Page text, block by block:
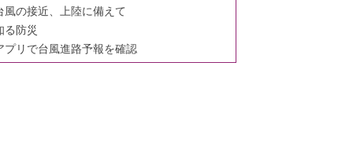
風の接近、上陸に備えて
る防災
プリで台風進路予報を確認